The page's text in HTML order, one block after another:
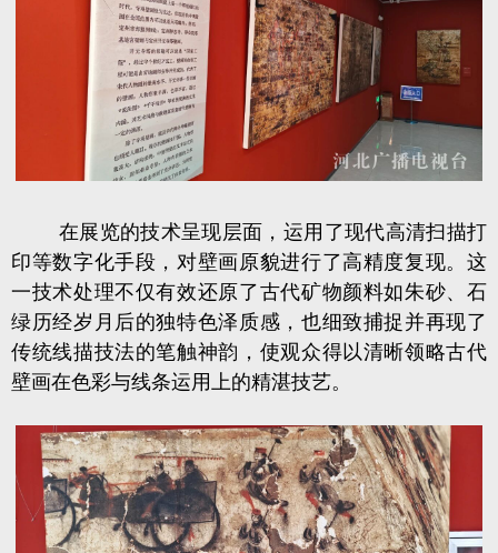
在展览的技术呈现层面，运用了现代高清扫描打
印等数字化手段，对壁画原貌进行了高精度复现。这
一技术处理不仅有效还原了古代矿物颜料如朱砂、石
绿历经岁月后的独特色泽质感，也细致捕捉并再现了
传统线描技法的笔触神韵，使观众得以清晰领略古代
壁画在色彩与线条运用上的精湛技艺。